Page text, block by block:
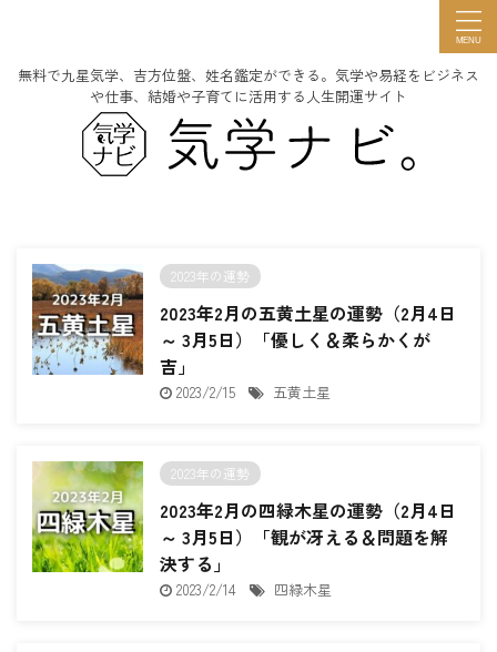
無料で九星気学、吉方位盤、姓名鑑定ができる。気学や易経をビジネス
や仕事、結婚や子育てに活用する人生開運サイト
2023年の運勢
2023年2月の五黄土星の運勢（2月4日
～ 3月5日）「優しく＆柔らかくが
吉」
2023/2/15 五黄土星
2023年の運勢
2023年2月の四緑木星の運勢（2月4日
～ 3月5日）「観が冴える＆問題を解
決する」
2023/2/14 四緑木星